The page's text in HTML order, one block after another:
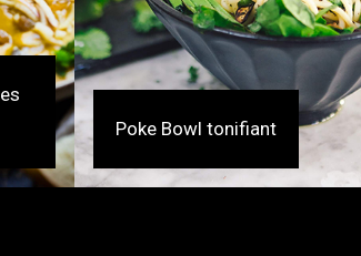
Poke Bowl tonifiant